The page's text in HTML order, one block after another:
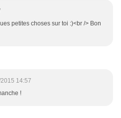
petites choses sur toi :)<br /> Bon
14:57
!